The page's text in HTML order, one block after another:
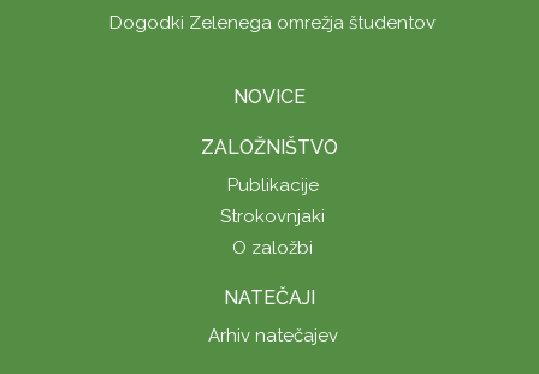
Dogodki Zelenega omrežja študentov
NOVICE
ZALOŽNIŠTVO
Publikacije
Strokovnjaki
O založbi
NATEČAJI
Arhiv natečajev